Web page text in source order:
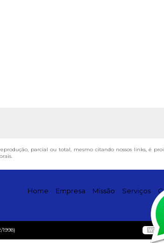
parcial ou total, mesmo citando nossos links, é
.
Home Empresa Missão Serviços
1998)